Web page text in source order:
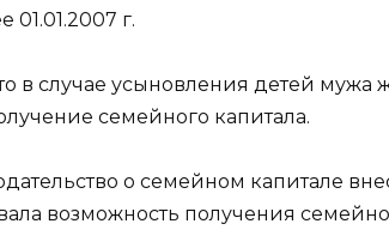
г.
в случае усыновления детей
семейного капитала.
о семейном капитале
возможность получения